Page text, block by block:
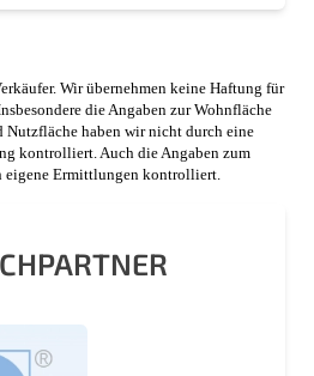
Wir übernehmen keine Haftung für
die Angaben zur Wohnfläche
haben wir nicht durch eine
kontrolliert. Auch die Angaben zum
eigene Ermittlungen kontrolliert.